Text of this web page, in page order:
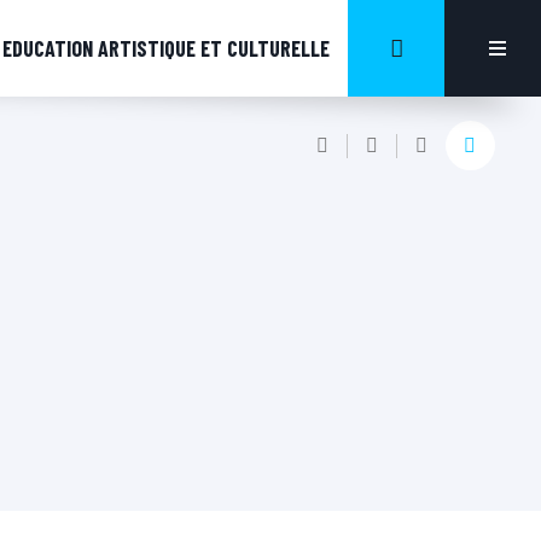
EDUCATION ARTISTIQUE ET CULTURELLE